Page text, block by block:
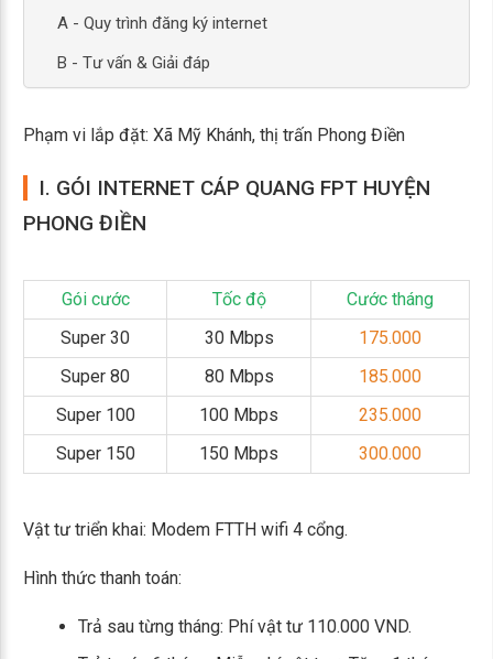
A - Quy trình đăng ký internet
B - Tư vấn & Giải đáp
Phạm vi lắp đặt: Xã Mỹ Khánh, thị trấn Phong Điền
I. GÓI INTERNET CÁP QUANG FPT HUYỆN
PHONG ĐIỀN
Gói cước Tốc độ
Cước tháng
Super 30
30 Mbps
175.000
Super 80
80 Mbps
185.000
Super 100
100 Mbps
235.000
Super 150
150 Mbps 300.000
Vật tư triển khai: Modem FTTH wifi 4 cổng.
Hình thức thanh toán:
Trả sau từng tháng: Phí vật tư 110.000 VND.